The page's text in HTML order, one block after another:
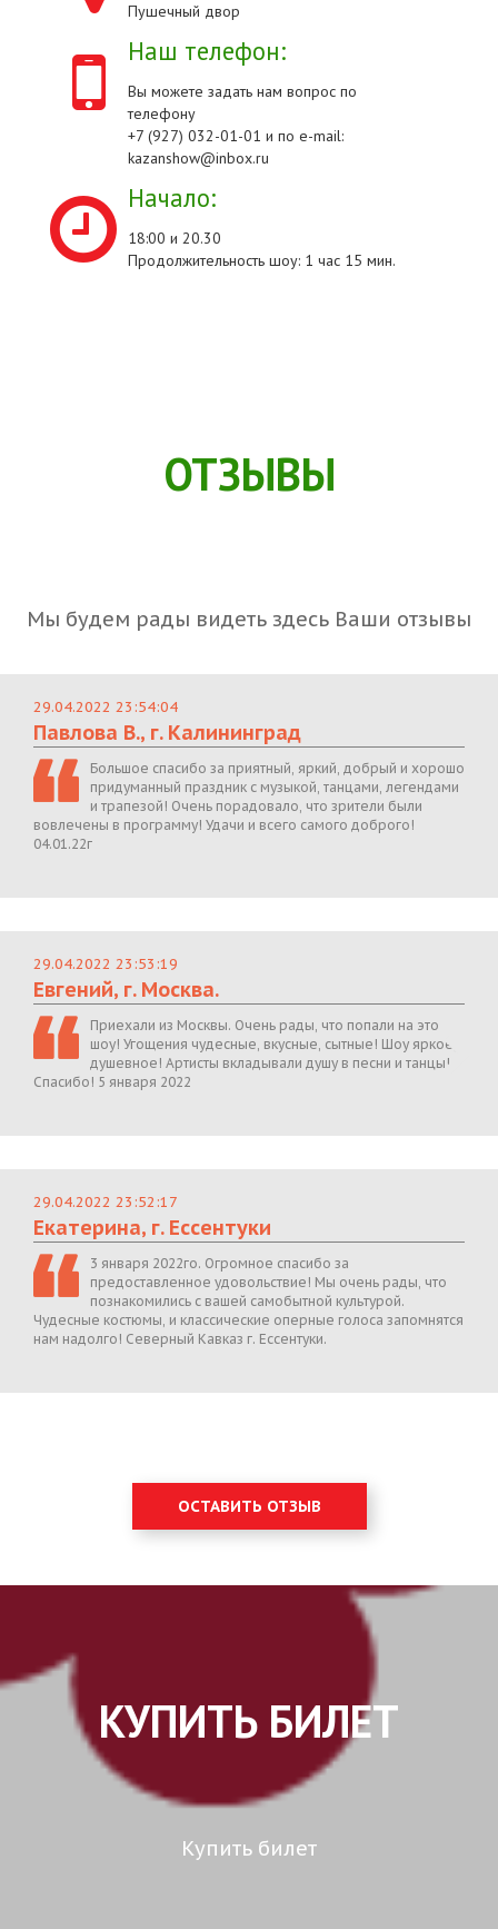
Пушечный двор
Наш телефон:
Вы можете задать нам вопрос по
телефону
+7 (927) 032-01-01 и по e-mail:
kazanshow@inbox.ru
Начало:
18:00 и 20.30
Продолжительность шоу: 1 час 15 мин.
ОТЗЫВЫ
Мы будем рады видеть здесь Ваши отзывы
29.04.2022 23:54:04
Павлова В., г. Калининград
Большое спасибо за приятный, яркий, добрый и хорошо
придуманный праздник с музыкой, танцами, легендами
и трапезой! Очень порадовало, что зрители были
вовлечены в программу! Удачи и всего самого доброго!
04.01.22г
29.04.2022 23:53:19
Евгений, г. Москва.
Приехали из Москвы. Очень рады, что попали на это
шоу! Угощения чудесные, вкусные, сытные! Шоу яркое,
душевное! Артисты вкладывали душу в песни и танцы!
Спасибо! 5 января 2022
29.04.2022 23:52:17
Екатерина, г. Ессентуки
3 января 2022го. Огромное спасибо за
предоставленное удовольствие! Мы очень рады, что
познакомились с вашей самобытной культурой.
Чудесные костюмы, и классические оперные голоса запомнятся
нам надолго! Северный Кавказ г. Ессентуки.
ОСТАВИТЬ ОТЗЫВ
КУПИТЬ БИЛЕТ
Купить билет